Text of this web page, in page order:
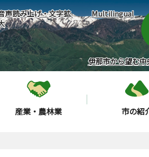
声読み上げ・文字拡
Multilingual
伊那市から望む
産業・農林業 市の紹